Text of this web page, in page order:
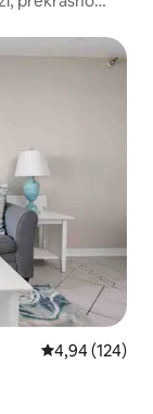
Prosječna
4,94 (124)